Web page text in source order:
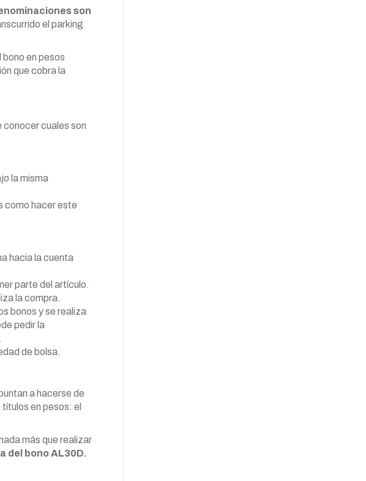
son
el parking
en pesos
que cobra la
conocer cuales son
la misma
como hacer este
hacia la cuenta
parte del artículo.
la compra.
bonos y se realiza
pedir la
de bolsa.
a hacerse de
en pesos: el
más que realizar
del bono AL30D.